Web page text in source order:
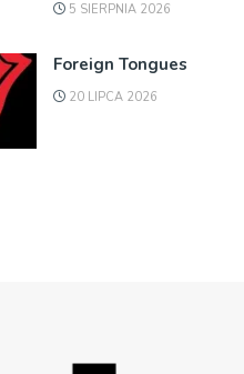
5 SIERPNIA 2026
Foreign Tongues
20 LIPCA 2026